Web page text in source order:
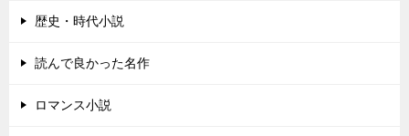
歴史・時代小説
読んで良かった名作
ロマンス小説